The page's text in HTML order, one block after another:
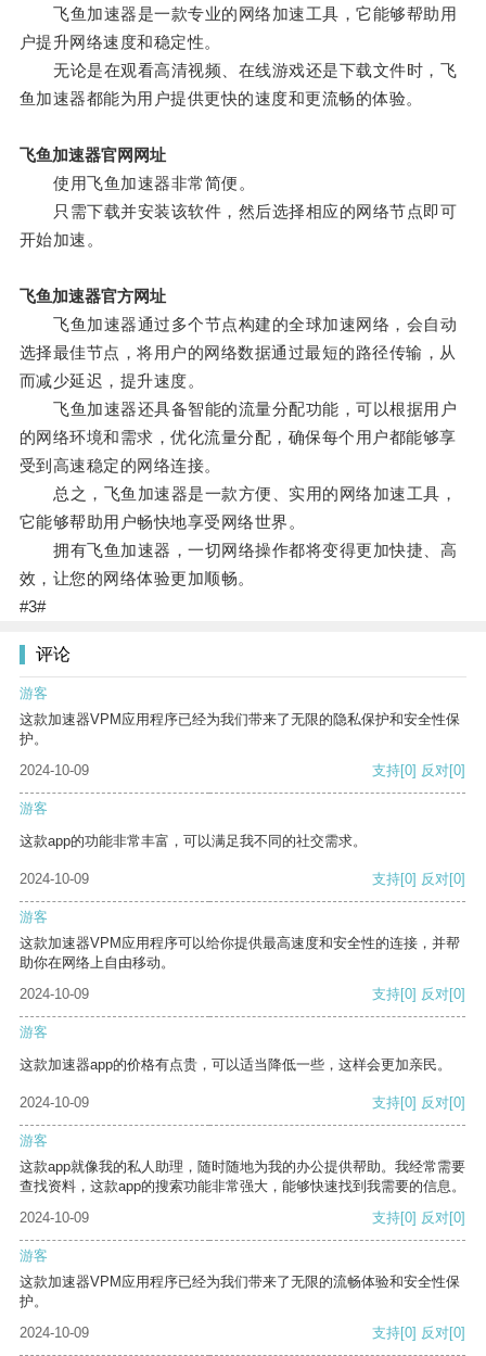
飞鱼加速器是一款专业的网络加速工具，它能够帮助用
户提升网络速度和稳定性。
无论是在观看高清视频、在线游戏还是下载文件时，飞
鱼加速器都能为用户提供更快的速度和更流畅的体验。
飞鱼加速器官网网址
使用飞鱼加速器非常简便。
只需下载并安装该软件，然后选择相应的网络节点即可
开始加速。
飞鱼加速器官方网址
飞鱼加速器通过多个节点构建的全球加速网络，会自动
选择最佳节点，将用户的网络数据通过最短的路径传输，从
而减少延迟，提升速度。
飞鱼加速器还具备智能的流量分配功能，可以根据用户
的网络环境和需求，优化流量分配，确保每个用户都能够享
受到高速稳定的网络连接。
总之，飞鱼加速器是一款方便、实用的网络加速工具，
它能够帮助用户畅快地享受网络世界。
拥有飞鱼加速器，一切网络操作都将变得更加快捷、高
效，让您的网络体验更加顺畅。
#3#
评论
游客
这款加速器VPM应用程序已经为我们带来了无限的隐私保护和安全性保
护。
2024-10-09
支持[0] 反对[0]
游客
这款app的功能非常丰富，可以满足我不同的社交需求。
2024-10-09 支持[0] 反对[0]
游客
这款加速器VPM应用程序可以给你提供最高速度和安全性的连接，并帮
助你在网络上自由移动。
2024-10-09
支持[0] 反对[0]
游客
这款加速器app的价格有点贵，可以适当降低一些，这样会更加亲民。
2024-10-09 支持[0] 反对[0]
游客
这款app就像我的私人助理，随时随地为我的办公提供帮助。我经常需要
查找资料，这款app的搜索功能非常强大，能够快速找到我需要的信息。
2024-10-09
支持[0] 反对[0]
游客
这款加速器VPM应用程序已经为我们带来了无限的流畅体验和安全性保
护。
2024-10-09
支持[0] 反对[0]